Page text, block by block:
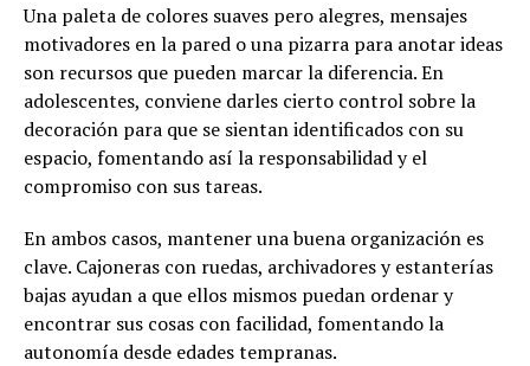
Una paleta de colores suaves pero alegres, mensajes
motivadores en la pared o una pizarra para anotar ideas
son recursos que pueden marcar la diferencia. En
adolescentes, conviene darles cierto control sobre la
decoración para que se sientan identificados con su
espacio, fomentando así la responsabilidad y el
compromiso con sus tareas.
En ambos casos, mantener una buena organización es
clave. Cajoneras con ruedas, archivadores y estanterías
bajas ayudan a que ellos mismos puedan ordenar y
encontrar sus cosas con facilidad, fomentando la
autonomía desde edades tempranas.